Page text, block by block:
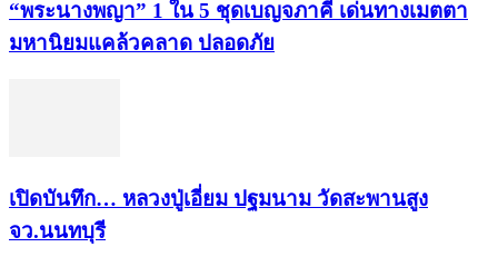
“พระ​นาง​พญา” 1 ใน 5​ ชุดเบญจ​ภาคี​ เด่นทางเมตตา​
มหา​นิยม​แคล้วคลาด​ ปลอดภัย​
เปิดบันทึก… หลวงปู่เอี่ยม ​ปฐม​นาม​ วัดสะพานสูง​
จว.นนทบุรี